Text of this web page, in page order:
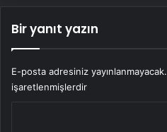
Bir yanıt yazın
E-posta adresiniz yayınlanmayacak.
işaretlenmişlerdir